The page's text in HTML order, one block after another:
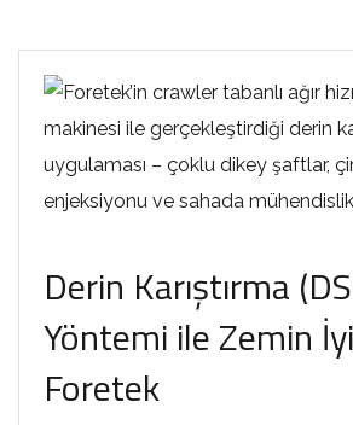
Derin Karıştırma
Yöntemi ile Zemin
Foretek